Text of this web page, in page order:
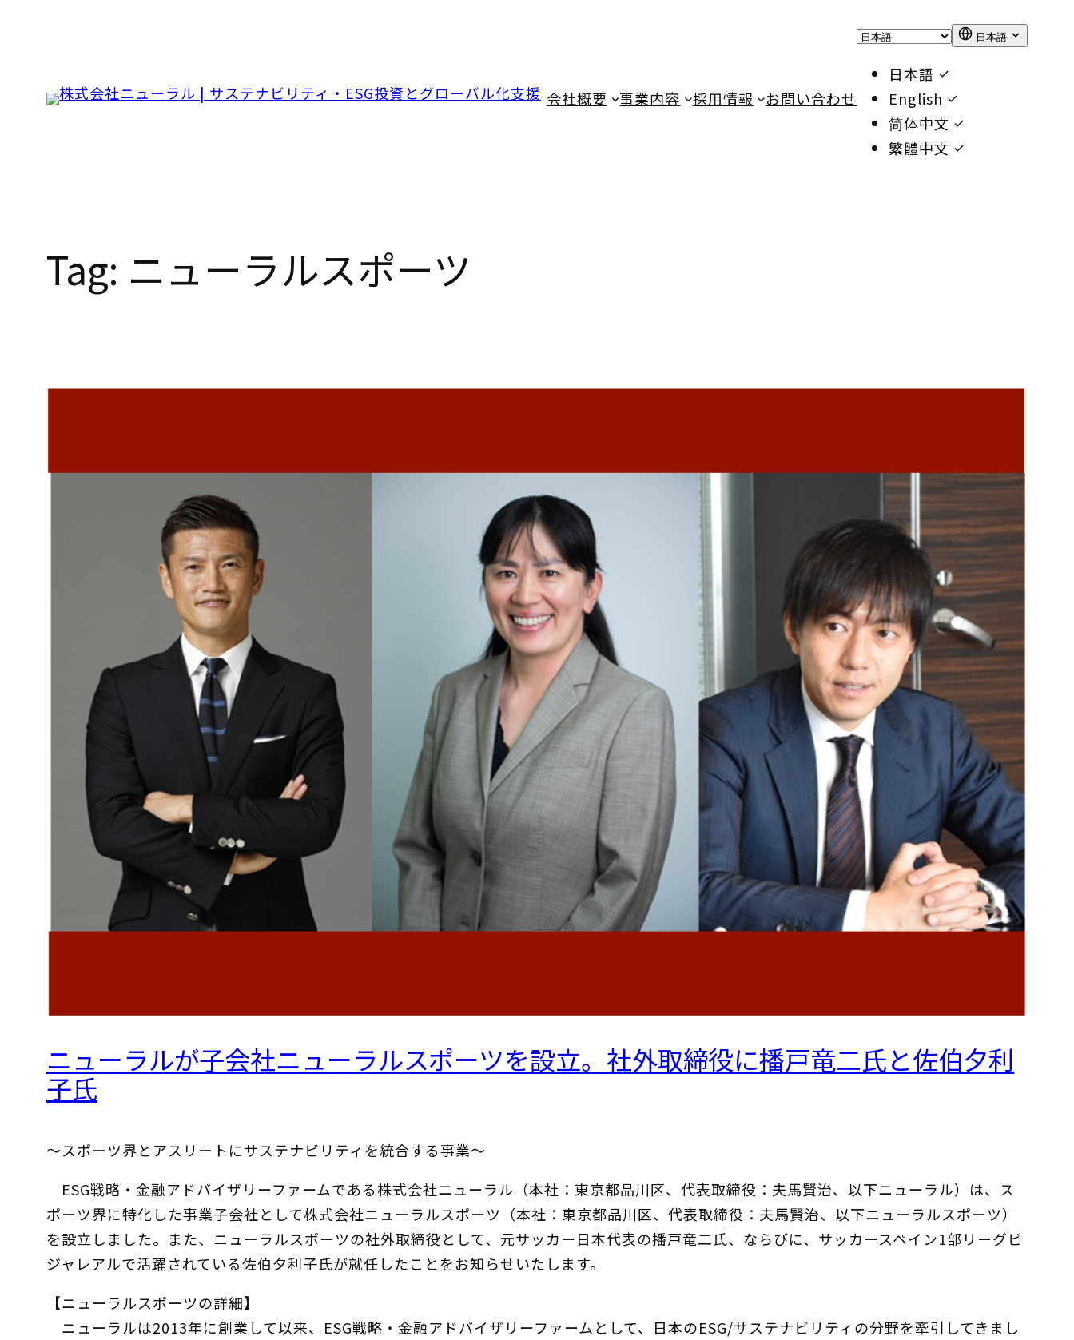
会社概要
事業内容 採用情報 お問い合わせ
日本語
日本語
English
简体中文
繁體中文
Tag: ニューラルスポーツ
ニューラルが子会社ニューラルスポーツを設立。社外取締役に播戸竜二氏と佐伯夕利
子氏
〜スポーツ界とアスリートにサステナビリティを統合する事業〜
ESG戦略・金融アドバイザリーファームである株式会社ニューラル（本社：東京都品川区、代表取締役：夫馬賢治、以下ニューラル）は、ス
ポーツ界に特化した事業子会社として株式会社ニューラルスポーツ（本社：東京都品川区、代表取締役：夫馬賢治、以下ニューラルスポーツ）
を設立しました。また、ニューラルスポーツの社外取締役として、元サッカー日本代表の播戸竜二氏、ならびに、サッカースペイン1部リーグビ
ジャレアルで活躍されている佐伯夕利子氏が就任したことをお知らせいたします。
【ニューラルスポーツの詳細】
ニューラルは2013年に創業して以来、ESG戦略・金融アドバイザリーファームとして、日本のESG/サステナビリティの分野を牽引してきまし